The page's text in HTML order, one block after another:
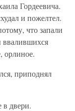
Гордеевича.
и пожелтел.
что запали
ввалившихся
орлиное.
приподнял
двери.